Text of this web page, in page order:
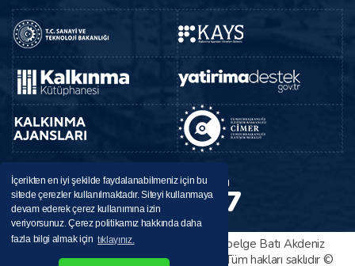
İçerikten en iyi şekilde faydalanabilmeniz için bu
sitede çerezler kullanılmaktadır. Siteyi kullanmaya
devam ederek çerez kullanımına izin
veriyorsunuz. Çerez politikamız hakkında daha
fazla bilgi almak için tıklayınız.
BAKADestek Hattı
0246 224 37 37
Bu sitede yayınlanan her türlü bilgi ve belge Batı Akdeniz
Kalkınma Ajansı tarafından sağlanmıştır. Tüm hakları saklıdır ©